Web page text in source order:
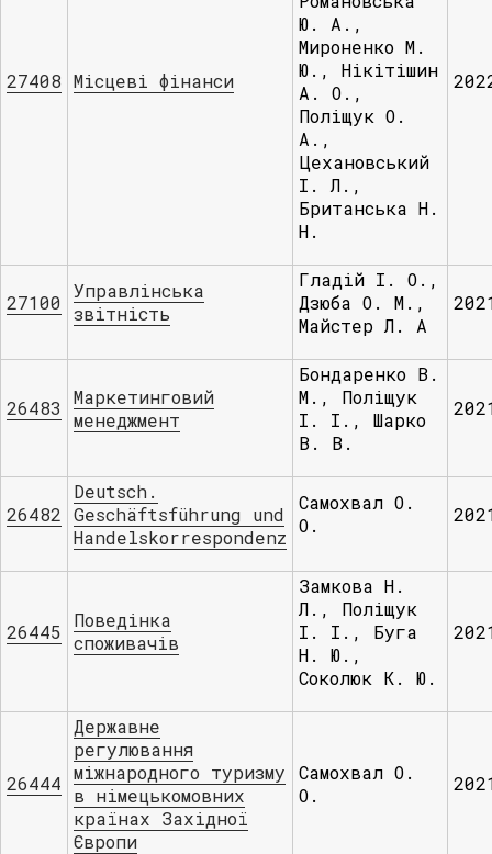
27408 Місцеві фінанси
Ю. А.,
Мироненко М.
Ю., Нікітішин
А. О.,
Поліщук О.
А.,
Цехановський
І. Л.,
Британська Н.
Н.
27100
Управлінська
звітність
Гладій І. О.,
Дзюба О. М.,
Майстер Л. А
26483
Маркетинговий
менеджмент
Бондаренко В.
М., Поліщук
І. І., Шарко
В. В.
26482
Deutsch.
Geschäftsführung und
Handelskorrespondenz
Самохвал О.
О.
26445
Поведінка
споживачів
Замкова Н.
Л., Поліщук
І. І., Буга
Н. Ю.,
Соколюк К. Ю.
26444
Державне
регулювання
міжнародного туризму
в німецькомовних
країнах Західної
Європи
Самохвал О.
О.